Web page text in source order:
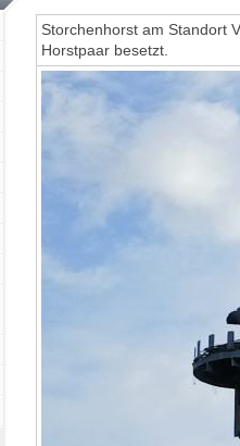
Storchenhorst am Standort
Horstpaar besetzt.